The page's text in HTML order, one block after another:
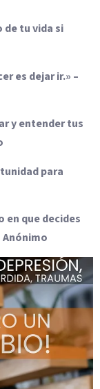
de tu vida si
es dejar ir.» –
y entender tus
para
en que decides